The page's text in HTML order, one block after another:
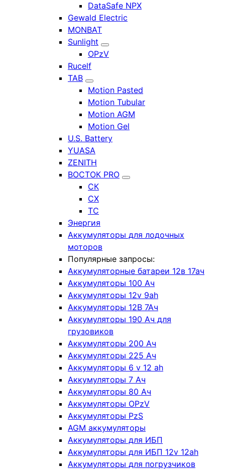
DataSafe NPX
Gewald Electric
MONBAT
Sunlight
OPzV
Rucelf
TAB
Motion Pasted
Motion Tubular
Motion AGM
Motion Gel
U.S. Battery
YUASA
ZENITH
ВОСТОК PRO
СК
СХ
ТС
Энергия
Аккумуляторы для лодочных
моторов
Популярные запросы:
Аккумуляторные батареи 12в 17ач
Аккумуляторы 100 Ач
Аккумуляторы 12v 9ah
Аккумуляторы 12В 7Ач
Аккумуляторы 190 Ач для
грузовиков
Аккумуляторы 200 Ач
Аккумуляторы 225 Ач
Аккумуляторы 6 v 12 ah
Аккумуляторы 7 Ач
Аккумуляторы 80 Ач
Аккумуляторы OPzV
Аккумуляторы PzS
AGM аккумуляторы
Аккумуляторы для ИБП
Аккумуляторы для ИБП 12v 12ah
Аккумуляторы для погрузчиков